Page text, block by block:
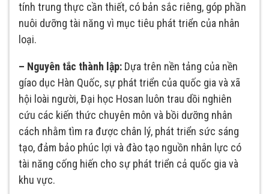
tính trung thực cần thiết, có bản sắc riêng, góp phần
nuôi dưỡng tài năng vì mục tiêu phát triển của nhân
loại.
– Nguyên tắc thành lập: Dựa trên nền tảng của nền
gíao dục Hàn Quốc, sự phát triển của quốc gia và xã
hội loài người, Đại học Hosan luôn trau dồi nghiên
cứu các kiến thức chuyên môn và bồi dưỡng nhân
cách nhằm tìm ra được chân lý, phát triển sức sáng
tạo, đảm bảo phúc lợi và đào tạo nguồn nhân lực có
tài năng cống hiến cho sự phát triển cả quốc gia và
khu vực.